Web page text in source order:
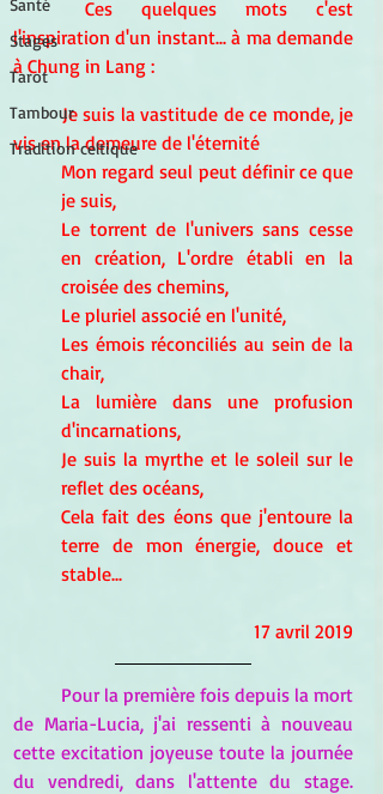
Santé
Stages
Tarot
Tambour
Tradition celtique
Ces quelques mots c'est
l'inspiration d'un instant... à ma demande
à Chung in Lang :
Je suis la vastitude de ce monde, je
vis en la demeure de l'éternité
Mon regard seul peut définir ce que
je suis,
Le torrent de l'univers sans cesse
en création, L'ordre établi en la
croisée des chemins,
Le pluriel associé en l'unité,
Les émois réconciliés au sein de la
chair,
La lumière dans une profusion
d'incarnations,
Je suis la myrthe et le soleil sur le
reflet des océans,
Cela fait des éons que j'entoure la
terre de mon énergie, douce et
stable...
                        17 avril 2019
Pour la première fois depuis la mort
de Maria-Lucia, j'ai ressenti à nouveau
cette excitation joyeuse toute la journée
du vendredi, dans l'attente du stage.